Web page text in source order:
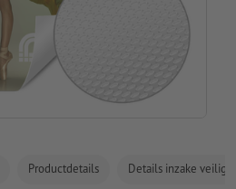
Productdetails Details inzake